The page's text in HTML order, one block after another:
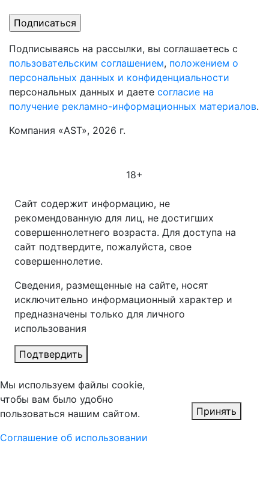
Подписываясь на рассылки, вы соглашаетесь с
пользовательским соглашением, положением о
персональных данных и конфиденциальности
персональных данных и даете согласие на
получение рекламно-информационных материалов.
Компания «AST», 2026 г.
18+
Сайт содержит информацию, не
рекомендованную для лиц, не достигших
совершеннолетнего возраста. Для доступа на
сайт подтвердите, пожалуйста, свое
совершеннолетие.
Сведения, размещенные на сайте, носят
исключительно информационный характер и
предназначены только для личного
использования
Подтвердить
Мы используем файлы cookie,
чтобы вам было удобно
пользоваться нашим сайтом.
Соглашение об использовании
Принять